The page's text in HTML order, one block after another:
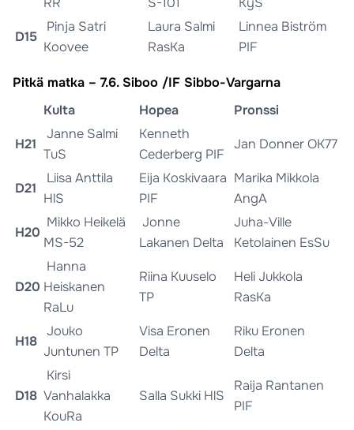
D15
Pinja Satri
Koovee
Laura Salmi
RasKa
Linnea Biström
PIF
Pitkä matka – 7.6. Siboo /IF Sibbo-Vargarna
Kulta
Hopea Pronssi
H21
Janne Salmi
TuS
Kenneth
Cederberg PIF
Jan Donner OK77
D21
Liisa Anttila
HlS
Eija Koskivaara
PIF
Marika Mikkola
AngA
H20
Mikko Heikelä
MS-52
Jonne
Lakanen Delta
Juha-Ville
Ketolainen EsSu
D20
Hanna
Heiskanen
RaLu
Riina Kuuselo
TP
Heli Jukkola
RasKa
H18
Jouko
Juntunen TP
Visa Eronen
Delta
Riku Eronen
Delta
D18
Kirsi
Vanhalakka
KouRa
Salla Sukki HlS
Raija Rantanen
PIF